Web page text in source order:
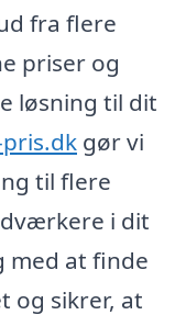
fra flere
priser og
løsning til dit
gør vi
til flere
i dit
med at finde
og sikrer, at